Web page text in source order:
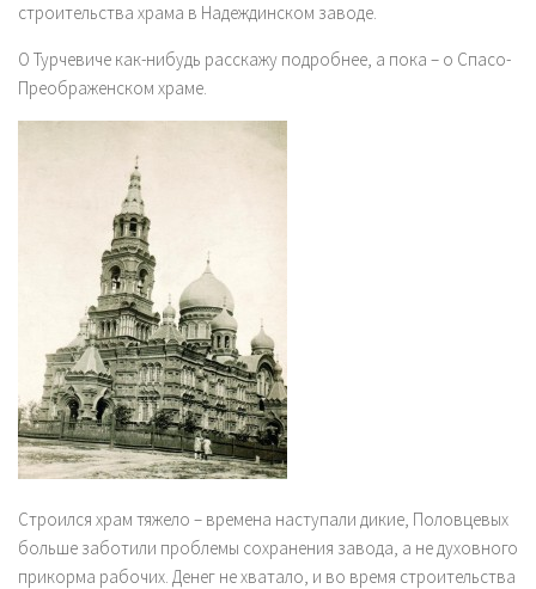
строительства храма в Надеждинском заводе.
О Турчевиче как-нибудь расскажу подробнее, а пока – о Спасо-
Преображенском храме.
Строился храм тяжело – времена наступали дикие, Половцевых
больше заботили проблемы сохранения завода, а не духовного
прикорма рабочих. Денег не хватало, и во время строительства